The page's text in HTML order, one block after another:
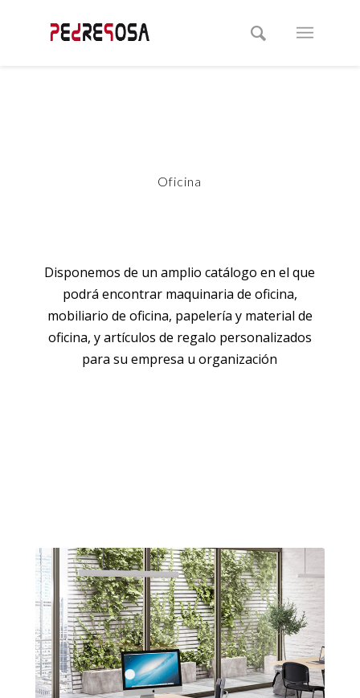
Oficina
Disponemos de un amplio catálogo en el que
podrá encontrar maquinaria de oficina,
mobiliario de oficina, papelería y material de
oficina, y artículos de regalo personalizados
para su empresa u organización